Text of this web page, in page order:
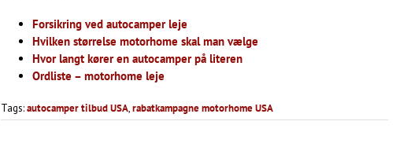
Forsikring ved autocamper leje
Hvilken størrelse motorhome skal man vælge
Hvor langt kører en autocamper på literen
Ordliste – motorhome leje
Tags:autocamper tilbud USA,rabatkampagne motorhome USA